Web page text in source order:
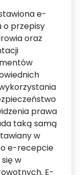
e-
o przepisy
oraz
prawa
taką samą
w
e-recepcie
w
E-